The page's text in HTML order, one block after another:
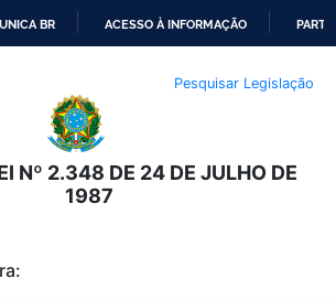
O
CONTEÚDO
BR ACESSO À INFORMAÇÃO
Pesquisar Legislação
Nº 2.348 DE 24 DE JULHO DE
1987